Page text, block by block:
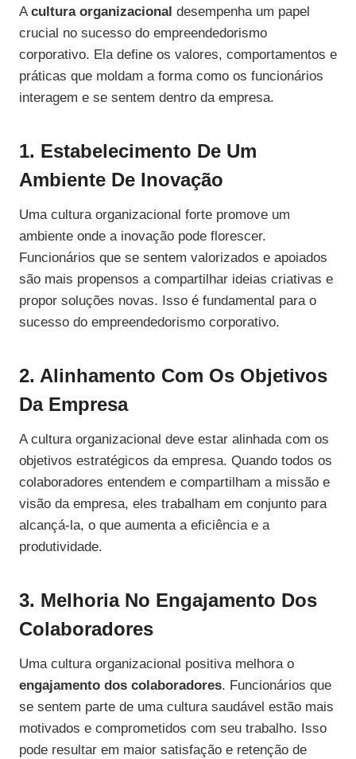
Acultura organizacional desempenha um papel
crucial no sucesso do empreendedorismo
corporativo. Ela define os valores, comportamentos e
práticas que moldam a forma como os funcionários
interagem e se sentem dentro da empresa.
1. Estabelecimento De Um
Ambiente De Inovação
Uma cultura organizacional forte promove um
ambiente onde a inovação pode florescer.
Funcionários que se sentem valorizados e apoiados
são mais propensos a compartilhar ideias criativas e
propor soluções novas. Isso é fundamental para o
sucesso do empreendedorismo corporativo.
2. Alinhamento Com Os Objetivos
Da Empresa
A cultura organizacional deve estar alinhada com os
objetivos estratégicos da empresa. Quando todos os
colaboradores entendem e compartilham a missão e
visão da empresa, eles trabalham em conjunto para
alcançá-la, o que aumenta a eficiência e a
produtividade.
3. Melhoria No Engajamento Dos
Colaboradores
Uma cultura organizacional positiva melhora o
engajamento dos colaboradores. Funcionários que
se sentem parte de uma cultura saudável estão mais
motivados e comprometidos com seu trabalho. Isso
pode resultar em maior satisfação e retenção de